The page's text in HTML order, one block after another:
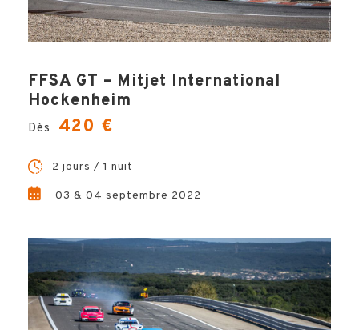
CONTACTEZ-MOI !
FFSA GT – Mitjet International
Hockenheim
Dès 420 €
2 jours / 1 nuit
03 & 04 septembre 2022